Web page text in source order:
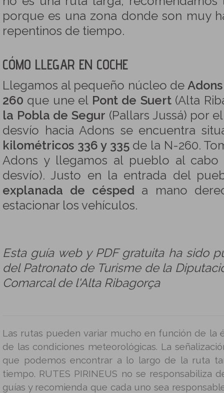
porque es una zona donde son muy
repentinos de tiempo.
CÓMO LLEGAR EN COCHE
Llegamos al pequeño núcleo deAdons
260 que une el Pont de Suert(Alta
la Pobla de Segur (Pallars Jussá) por
desvío hacia Adons se encuentra
kilométricos 336 y 335de la N-260.
Adons y llegamos al pueblo al
desvío). Justo en la entrada del
explanada de césped a mano
estacionar los vehículos.
Esta guía web y PDF gratuita ha sido
del Patronato de Turisme de la
Comarcal de l'Alta Ribagorça
Las rutas pueden variar mucho en función de la
de las condiciones meteorológicas. La
que podemos encontrar a lo largo de la ruta
tiempo. RUTES PIRINEUS no se responsabiliza
guías y recomienda que cada uno sea